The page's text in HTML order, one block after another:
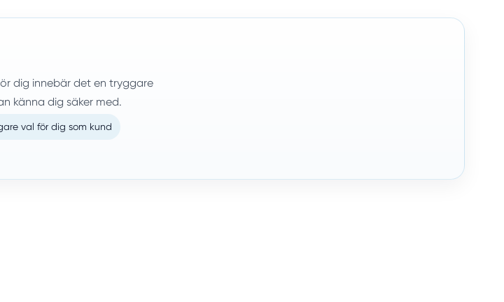
dig innebär det en tryggare
känna dig säker med.
val för dig som kund